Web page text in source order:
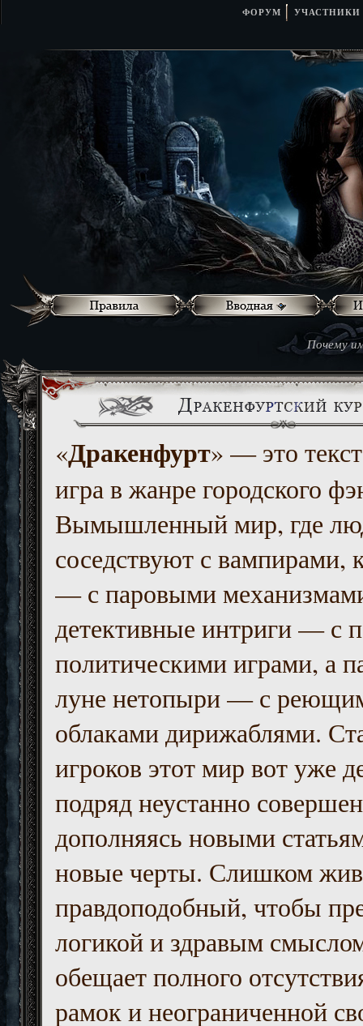
ФОРУМ УЧАСТНИКИ
Почему
«Дракенфурт» — это
игра в жанре городского
Вымышленный мир, где
соседствуют с вампирами,
— с паровыми
детективные интриги — с
политическими играми, а
луне нетопыри — с
облаками дирижаблями.
игроков этот мир вот уже
подряд неустанно
дополняясь новыми
новые черты. Слишком
правдоподобный, чтобы
логикой и здравым
обещает полного
рамок и неограниченной